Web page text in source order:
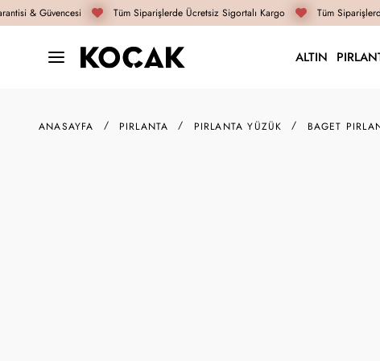
& Güvencesi Tüm Siparişlerde Ücretsiz Sigortalı Kargo Tüm
ALTIN
ANASAYFA PIRLANTA PIRLANTA YÜZÜK BAGET